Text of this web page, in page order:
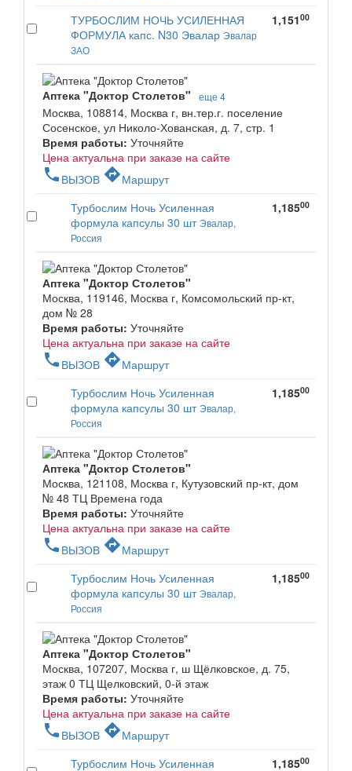
ТУРБОСЛИМ НОЧЬ УСИЛЕННАЯ
ФОРМУЛА капс. N30 Эвалар Эвалар
ЗАО
1,15100
Аптека "Доктор Столетов" еще 4
Москва, 108814, Москва г, вн.тер.г. поселение
Сосенское, ул Николо-Хованская, д. 7, стр. 1
Время работы: Уточняйте
Цена актуальна при заказе на сайте
phone ВЫЗОВ directionsМаршрут
Турбослим Ночь Усиленная
формула капсулы 30 штЭвалар,
Россия
1,18500
Аптека "Доктор Столетов"
Москва, 119146, Москва г, Комсомольский пр-кт,
дом № 28
Время работы: Уточняйте
Цена актуальна при заказе на сайте
phone ВЫЗОВ directionsМаршрут
Турбослим Ночь Усиленная
формула капсулы 30 штЭвалар,
Россия
1,18500
Аптека "Доктор Столетов"
Москва, 121108, Москва г, Кутузовский пр-кт, дом
№ 48 ТЦ Времена года
Время работы: Уточняйте
Цена актуальна при заказе на сайте
phone ВЫЗОВ directionsМаршрут
Турбослим Ночь Усиленная
формула капсулы 30 штЭвалар,
Россия
1,18500
Аптека "Доктор Столетов"
Москва, 107207, Москва г, ш Щёлковское, д. 75,
этаж 0 ТЦ Щелковский, 0-й этаж
Время работы: Уточняйте
Цена актуальна при заказе на сайте
phone ВЫЗОВ directionsМаршрут
Турбослим Ночь Усиленная
1,18500